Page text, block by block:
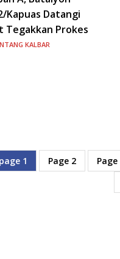
Kapuas Datangi
Tegakkan Prokes
KALBAR
1 Page 2 Page